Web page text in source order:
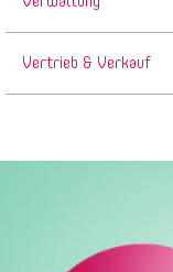
Vertrieb & Verkauf